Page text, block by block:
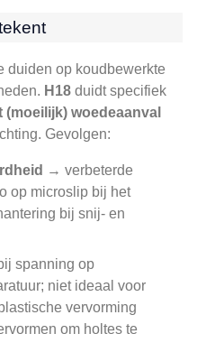
duiden op koudbewerkte
H18 duidt specifiek
woedeaanval
Gevolgen:
→ verbeterde
op microslip bij het
bij snij- en
spanning op
niet ideaal voor
vervorming
om holtes te